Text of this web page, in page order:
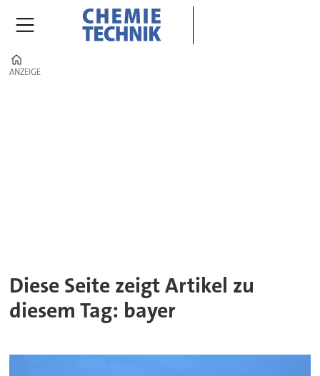
ANZEIGE
ANZEIGE
Diese Seite zeigt Artikel zu
diesem Tag: bayer